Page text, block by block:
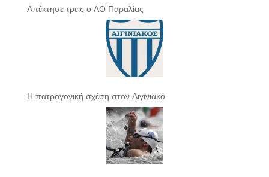
Απέκτησε τρεις ο ΑΟ Παραλίας
Η πατρογονική σχέση στον Αιγινιακό